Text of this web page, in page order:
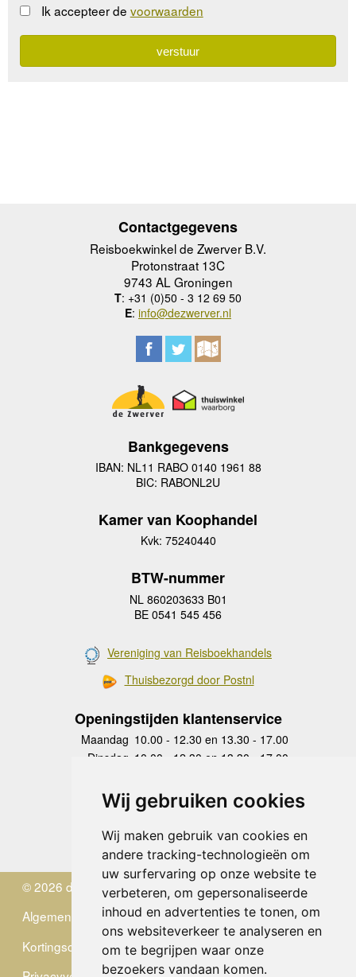
Wij gebruiken cookies
Wij maken gebruik van cookies en
andere tracking-technologieën om
uw surfervaring op onze website te
verbeteren, om gepersonaliseerde
inhoud en advertenties te tonen, om
ons websiteverkeer te analyseren en
om te begrijpen waar onze
bezoekers vandaan komen.
Ik accepteer de voorwaarden
Contactgegevens
Reisboekwinkel de Zwerver B.V.
Protonstraat 13C
9743 AL Groningen
T: +31 (0)50 - 3 12 69 50
E: info@dezwerver.nl
Bankgegevens
IBAN: NL11 RABO 0140 1961 88
BIC: RABONL2U
Kamer van Koophandel
Kvk: 75240440
BTW-nummer
NL 860203633 B01
BE 0541 545 456
Vereniging van Reisboekhandels
Thuisbezorgd door Postnl
Openingstijden klantenservice
Maandag 10.00 - 12.30 en 13.30 - 17.00
Dinsdag 10.00 - 12.30 en 13.30 - 17.00
Donderdag
10.00 - 12.30 en 13.30 - 17.00
Vrijdag 10.00 - 12.30 en 13.30 - 17.00
Zaterdag
gesloten
Zondag gesloten
© 2026 de Zwerver
Algemene Voorwaarden
Kortingscode